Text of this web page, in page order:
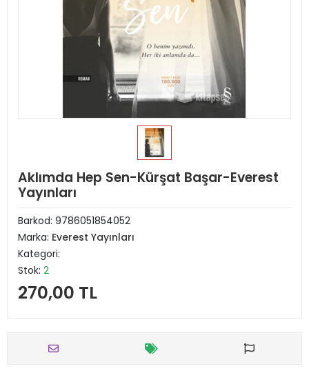
Aklımda Hep Sen-Kürşat Başar-Everest
Yayınları
Barkod: 9786051854052
Marka: Everest Yayınları
Kategori:
Stok: 2
270,00 TL